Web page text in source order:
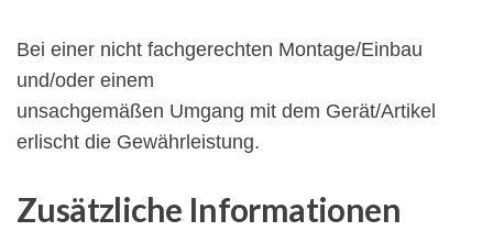
Bei einer nicht fachgerechten Montage/Einbau
und/oder einem
unsachgemäßen Umgang mit dem Gerät/Artikel
erlischt die Gewährleistung.
Zusätzliche Informationen